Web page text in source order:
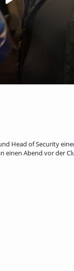
Head of Security
einen Abend vor der